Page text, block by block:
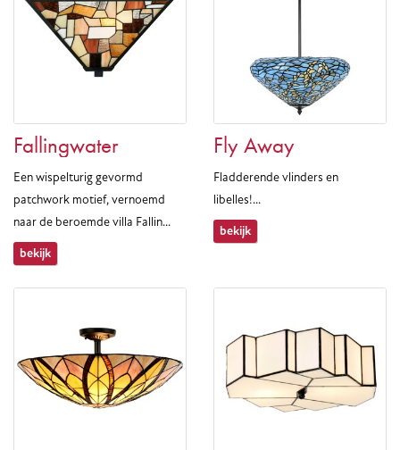
Fallingwater
Een wispelturig gevormd
patchwork motief, vernoemd
naar de beroemde villa Fallin...
bekijk
Fly Away
Fladderende vlinders en
libelles!...
bekijk